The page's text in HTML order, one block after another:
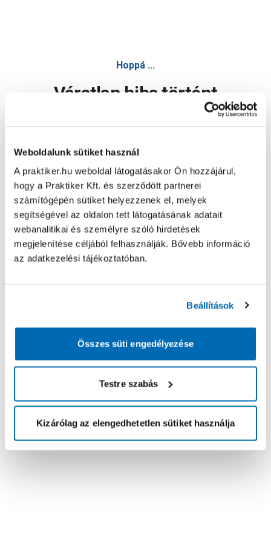
Weboldalunk sütiket használ
A praktiker.hu weboldal látogatásakor Ön hozzájárul,
hogy a Praktiker Kft. és szerződött partnerei
számítógépén sütiket helyezzenek el, melyek
segítségével az oldalon tett látogatásának adatait
webanalitikai és személyre szóló hirdetések
megjelenítése céljából felhasználják. Bővebb információ
az adatkezelési tájékoztatóban.
Beállítások
Összes süti engedélyezése
Testre szabás
Kizárólag az elengedhetetlen sütiket használja
Hoppá ...
Váratlan hiba történt
Oldal újratöltése